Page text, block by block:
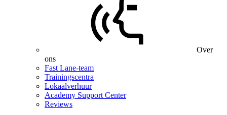
Over
ons
Fast Lane-team
Trainingscentra
Lokaalverhuur
Academy Support Center
Reviews